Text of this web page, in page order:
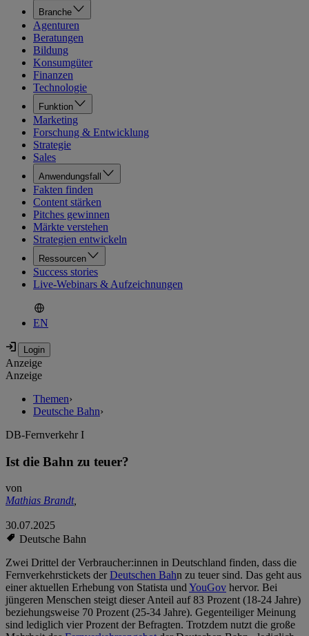
Branche
Agenturen
Beratungen
Bildung
Konsumgüter
Finanzen
Technologie
Funktion
Marketing
Forschung & Entwicklung
Strategie
Sales
Anwendungsfall
Fakten finden
Content stärken
Pitches gewinnen
Märkte verstehen
Strategien entwickeln
Ressourcen
Success stories
Live-Webinars & Aufzeichnungen
EN
Anzeige
Anzeige
Themen›
Deutsche Bahn›
DB-Fernverkehr I
Ist die Bahn zu teuer?
von
Mathias Brandt,
30.07.2025
Deutsche Bahn
Zwei Drittel der Verbraucher:innen in Deutschland finden, dass die
Fernverkehrstickets derDeutschen Bahn zu teuer sind. Das geht aus
einer aktuellen Erhebung von Statista undYouGov hervor. Bei
jüngeren Menschen steigt dieser Anteil auf 83 Prozent (18-24 Jahre)
beziehungsweise 70 Prozent (25-34 Jahre). Gegenteiliger Meinung
sind lediglich vier Prozent der Befragten. Trotzdem nutzt die große